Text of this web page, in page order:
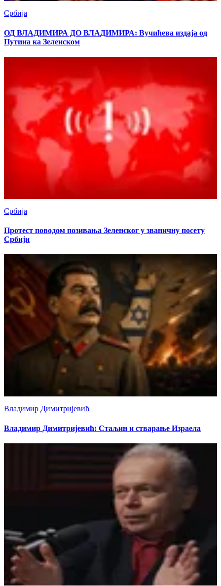
Србија
ОД ВЛАДИМИРА ДО ВЛАДИМИРА: Вучићева издаја од
Путина ка Зеленском
Србија
Протест поводом позивања Зеленског у званичну посету
Србији
Владимир Димитријевић
Владимир Димитријевић: Стаљин и стварање Израела